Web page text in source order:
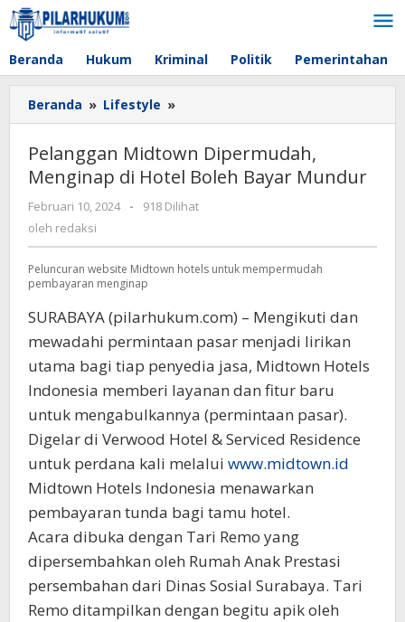
Lewati
ke
konten
Beranda Hukum Kriminal Politik Pemerintahan
Beranda » Lifestyle »
Midtown
Menginap
di
Hotel
Pelanggan Midtown Dipermudah,
Menginap di Hotel Boleh Bayar Mundur
Februari 10, 2024
oleh
-
918 Dilihat
oleh redaksi
Peluncuran website Midtown hotels untuk mempermudah
pembayaran menginap
SURABAYA (pilarhukum.com) – Mengikuti dan
mewadahi permintaan pasar menjadi lirikan
utama bagi tiap penyedia jasa, Midtown Hotels
Indonesia memberi layanan dan fitur baru
untuk mengabulkannya (permintaan pasar).
Digelar di Verwood Hotel & Serviced Residence
untuk perdana kali melalui www.midtown.id
Midtown Hotels Indonesia menawarkan
pembayaran tunda bagi tamu hotel.
Acara dibuka dengan Tari Remo yang
dipersembahkan oleh Rumah Anak Prestasi
persembahan dari Dinas Sosial Surabaya. Tari
Remo ditampilkan dengan begitu apik oleh